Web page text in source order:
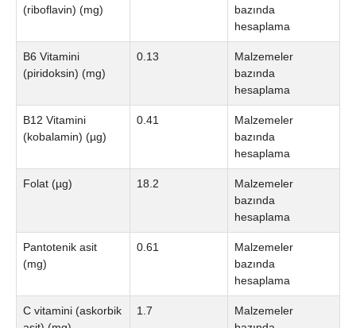
(riboflavin) (mg)
bazında
hesaplama
B6 Vitamini
(piridoksin) (mg)
0.13
Malzemeler
bazında
hesaplama
B12 Vitamini
(kobalamin) (µg)
0.41
Malzemeler
bazında
hesaplama
Folat (µg) 18.2
Malzemeler
bazında
hesaplama
Pantotenik asit
(mg)
0.61
Malzemeler
bazında
hesaplama
C vitamini (askorbik
1.7
Malzemeler